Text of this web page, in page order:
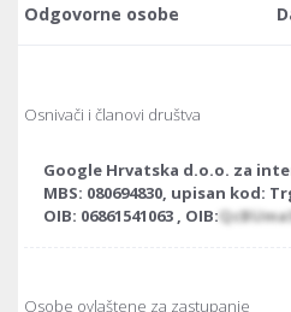
Odgovorne osobe
Osnivači i članovi društva
Google Hrvatska d.o.o. za
MBS: 080694830, upisan kod:
OIB: 06861541063 , OIB:
Osobe ovlaštene za zastupanje